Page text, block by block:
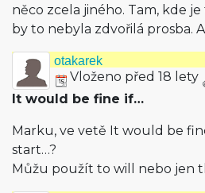
něco zcela jiného. Tam, kde
by to nebyla zdvořilá prosba.
otakarek
Vloženo před 18 lety
It would be fine if…
Marku, ve vetě It would be
start…?
Můžu použít to will nebo jen